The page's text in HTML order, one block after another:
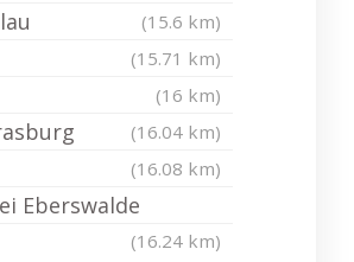
(15.6 km)
(15.71 km)
(16 km)
(16.04 km)
(16.08 km)
Eberswalde
(16.24 km)